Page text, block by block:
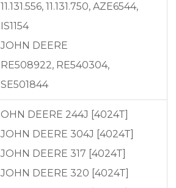
11.131.556, 11.131.750, AZE6544,
IS1154
JOHN DEERE
RE508922, RE540304,
SE501844
OHN DEERE 244J [4024T]
JOHN DEERE 304J [4024T]
JOHN DEERE 317 [4024T]
JOHN DEERE 320 [4024T]